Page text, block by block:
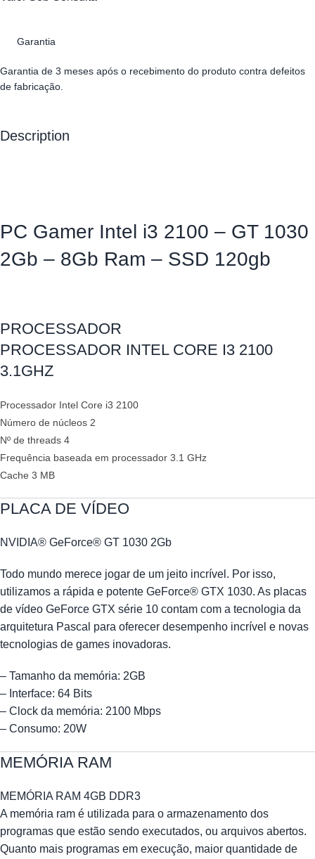
Garantia
Garantia de 3 meses após o recebimento do produto contra defeitos
de fabricação.
Description
PC Gamer Intel i3 2100 – GT 1030
2Gb – 8Gb Ram – SSD 120gb
PROCESSADOR
PROCESSADOR INTEL CORE I3 2100
3.1GHZ
Processador Intel Core i3 2100
Número de núcleos 2
Nº de threads 4
Frequência baseada em processador 3.1 GHz
Cache 3 MB
PLACA DE VÍDEO
NVIDIA® GeForce® GT 1030 2Gb
Todo mundo merece jogar de um jeito incrível. Por isso,
utilizamos a rápida e potente GeForce® GTX 1030. As placas
de vídeo GeForce GTX série 10 contam com a tecnologia da
arquitetura Pascal para oferecer desempenho incrível e novas
tecnologias de games inovadoras.
– Tamanho da memória: 2GB
– Interface: 64 Bits
– Clock da memória: 2100 Mbps
– Consumo: 20W
MEMÓRIA RAM
MEMÓRIA RAM 4GB DDR3
A memória ram é utilizada para o armazenamento dos
programas que estão sendo executados, ou arquivos abertos.
Quanto mais programas em execução, maior quantidade de